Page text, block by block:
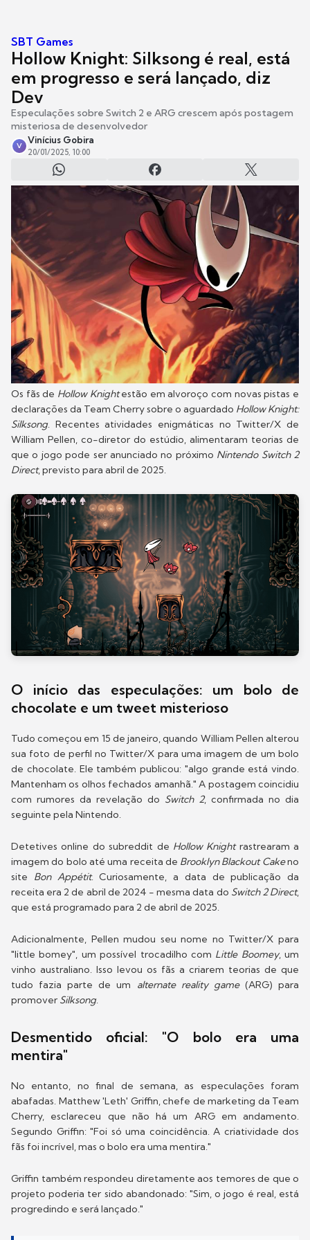
SBT Games
Hollow Knight: Silksong é real, está
em progresso e será lançado, diz
Dev
Especulações sobre Switch 2 e ARG crescem após postagem
misteriosa de desenvolvedor
V
Vinícius Gobira
20/01/2025, 10:00
Os fãs de Hollow Knightestão em alvoroço com novas pistas e
declarações da Team Cherry sobre o aguardado Hollow Knight:
Silksong. Recentes atividades enigmáticas no Twitter/X de
William Pellen, co-diretor do estúdio, alimentaram teorias de
que o jogo pode ser anunciado no próximo Nintendo Switch 2
Direct, previsto para abril de 2025.
O início das especulações: um bolo de
chocolate e um tweet misterioso
Tudo começou em 15 de janeiro, quando William Pellen alterou
sua foto de perfil no Twitter/X para uma imagem de um bolo
de chocolate. Ele também publicou: "algo grande está vindo.
Mantenham os olhos fechados amanhã." A postagem coincidiu
com rumores da revelação do Switch 2, confirmada no dia
seguinte pela Nintendo.
Detetives online do subreddit de Hollow Knightrastrearam a
imagem do bolo até uma receita de Brooklyn Blackout Cakeno
site Bon Appétit. Curiosamente, a data de publicação da
receita era 2 de abril de 2024 - mesma data do Switch 2 Direct,
que está programado para 2 de abril de 2025.
Adicionalmente, Pellen mudou seu nome no Twitter/X para
"little bomey", um possível trocadilho com Little Boomey, um
vinho australiano. Isso levou os fãs a criarem teorias de que
tudo fazia parte de um alternate reality game(ARG) para
promover Silksong.
Desmentido oficial: "O bolo era uma
mentira"
No entanto, no final de semana, as especulações foram
abafadas. Matthew 'Leth' Griffin, chefe de marketing da Team
Cherry, esclareceu que não há um ARG em andamento.
Segundo Griffin: "Foi só uma coincidência. A criatividade dos
fãs foi incrível, mas o bolo era uma mentira."
Griffin também respondeu diretamente aos temores de que o
projeto poderia ter sido abandonado: "Sim, o jogo é real, está
progredindo e será lançado."